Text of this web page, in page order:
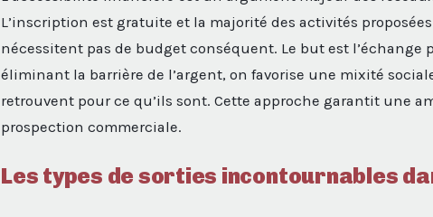
L’inscription est gratuite et la majorité des activités
nécessitent pas de budget conséquent. Le but est l’échange
éliminant la barrière de l’argent, on favorise une mixité
retrouvent pour ce qu’ils sont. Cette approche garantit une
prospection commerciale.
Les types de sorties incontournables